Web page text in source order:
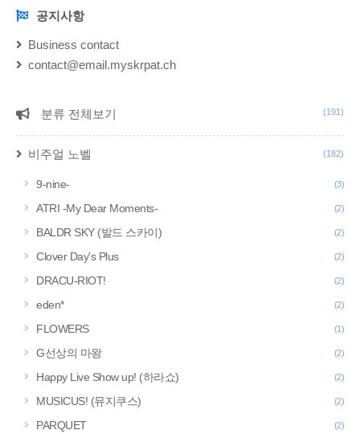
NOTICE공지사항
Business contact
contact@email.myskrpat.ch
CATEGORY
분류 전체보기 (191)
비주얼 노벨 (182)
9-nine- (3)
ATRI -My Dear Moments- (2)
BALDR SKY (발드 스카이) (2)
Clover Day's Plus (2)
DRACU-RIOT! (2)
eden* (2)
FLOWERS (1)
G선상의 마왕 (2)
Happy Live Show up! (하라쇼) (2)
MUSICUS! (뮤지쿠스) (2)
PARQUET (2)